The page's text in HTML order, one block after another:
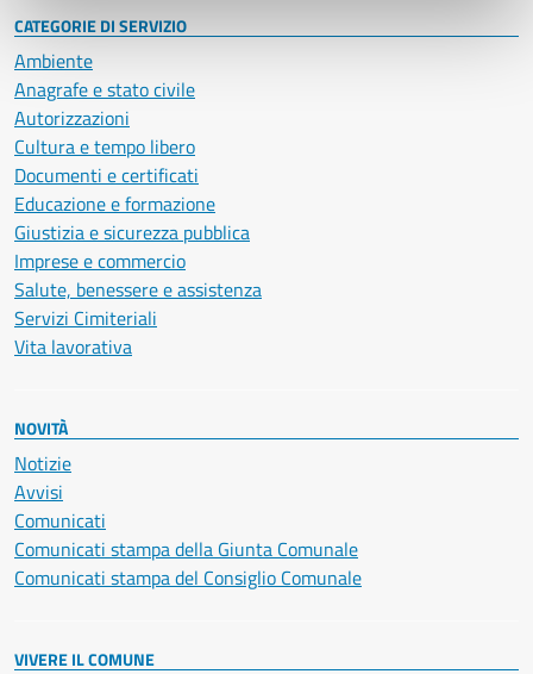
CATEGORIE DI SERVIZIO
Ambiente
Anagrafe e stato civile
Autorizzazioni
Cultura e tempo libero
Documenti e certificati
Educazione e formazione
Giustizia e sicurezza pubblica
Imprese e commercio
Salute, benessere e assistenza
Servizi Cimiteriali
Vita lavorativa
NOVITÀ
Notizie
Avvisi
Comunicati
Comunicati stampa della Giunta Comunale
Comunicati stampa del Consiglio Comunale
VIVERE IL COMUNE